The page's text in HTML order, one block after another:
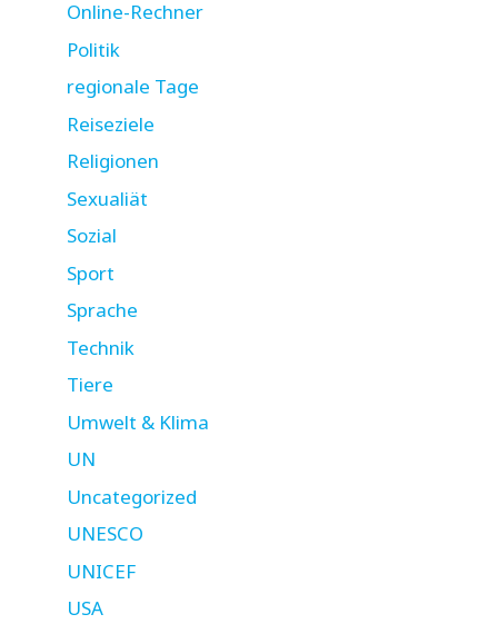
Online-Rechner
Politik
regionale Tage
Reiseziele
Religionen
Sexualiät
Sozial
Sport
Sprache
Technik
Tiere
Umwelt & Klima
UN
Uncategorized
UNESCO
UNICEF
USA